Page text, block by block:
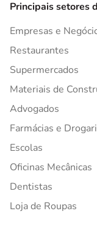
Principais setores
Empresas e
Restaurantes
Supermercados
Materiais de
Advogados
Farmácias e
Escolas
Oficinas Mecânicas
Dentistas
Loja de Roupas